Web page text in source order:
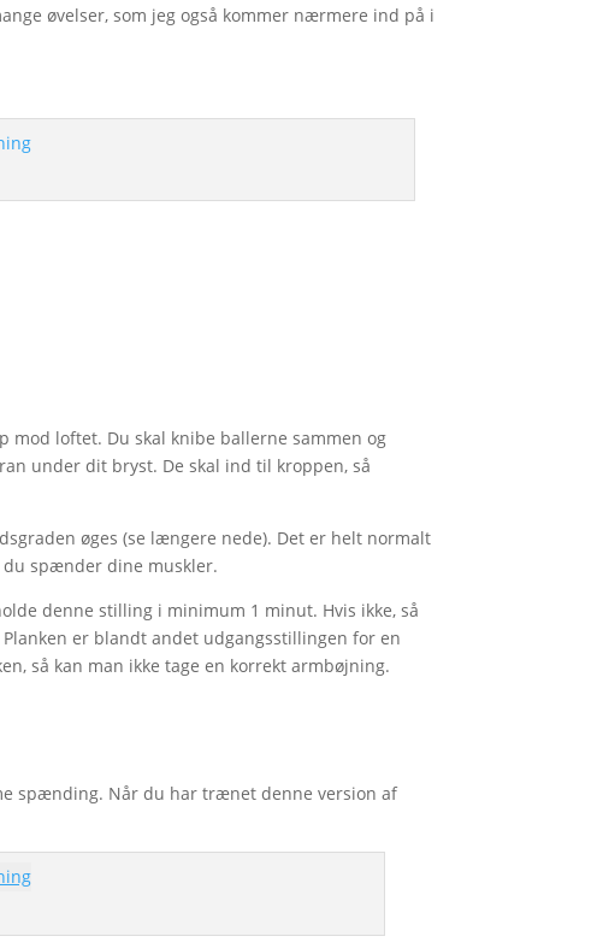
øvelser, som jeg også kommer nærmere ind på i
loftet. Du skal knibe ballerne sammen og
under dit bryst. De skal ind til kroppen, så
øges (se længere nede). Det er helt normalt
spænder dine muskler.
denne stilling i minimum 1 minut. Hvis ikke, så
er blandt andet udgangsstillingen for en
så kan man ikke tage en korrekt armbøjning.
spænding. Når du har trænet denne version af